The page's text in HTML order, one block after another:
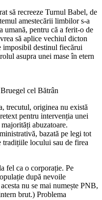
să recreeze Turnul Babel, de
amestecării limbilor s-a
umană, pentru că a ferit-o de
să aplice vechiul dicton
imposibil destinul fiecărui
asupra unei mase în etern
cel Bătrân
trecutul, originea nu există
pentru intervenția unei
abuzatoare.
bazată pe legi tot
tradițiile locului sau de firea
fel ca o corporație. Pe
după nevoile
nu se mai numește PNB,
brut.) Problema